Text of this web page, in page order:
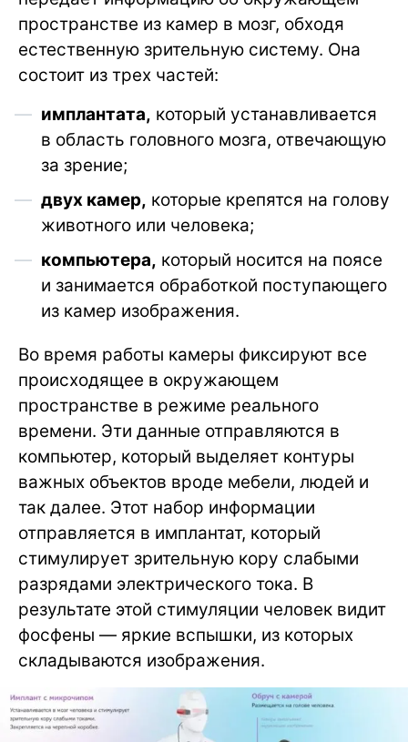
пространстве из камер в мозг, обходя
естественную зрительную систему. Она
состоит из трех частей:
имплантата, который устанавливается
в область головного мозга, отвечающую
за зрение;
двух камер, которые крепятся на голову
животного или человека;
компьютера, который носится на поясе
и занимается обработкой поступающего
из камер изображения.
Во время работы камеры фиксируют все
происходящее в окружающем
пространстве в режиме реального
времени. Эти данные отправляются в
компьютер, который выделяет контуры
важных объектов вроде мебели, людей и
так далее. Этот набор информации
отправляется в имплантат, который
стимулирует зрительную кору слабыми
разрядами электрического тока. В
результате этой стимуляции человек видит
фосфены — яркие вспышки, из которых
складываются изображения.